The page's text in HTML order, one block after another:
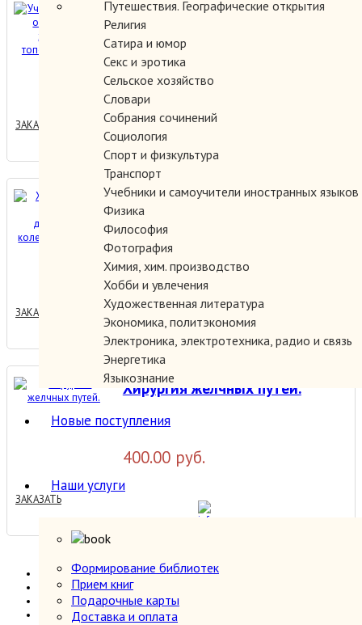
Путешествия. Географические открытия
Религия
Сатира и юмор
Секс и эротика
Сельское хозяйство
Словари
Собрания сочинений
Социология
Спорт и физкультура
Транспорт
Учебники и самоучители иностранных языков
Физика
Философия
Фотография
Химия, хим. производство
Хобби и увлечения
Художественная литература
Экономика, политэкономия
Электроника, электротехника, радио и связь
Энергетика
Языкознание
Новые поступления
Наши услуги
Формирование библиотек
Прием книг
Подарочные карты
Доставка и оплата
Учебные карты по
оперативной хирургии и
топографической анатомии.
200.00 руб.
ЗАКАЗАТЬ
Хирургическая коррекция
деформаций коленного
сустава.
850.00 руб.
ЗАКАЗАТЬ
Хирургия желчных путей.
400.00 руб.
ЗАКАЗАТЬ
Назад